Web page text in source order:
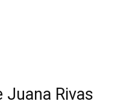
Juana Rivas